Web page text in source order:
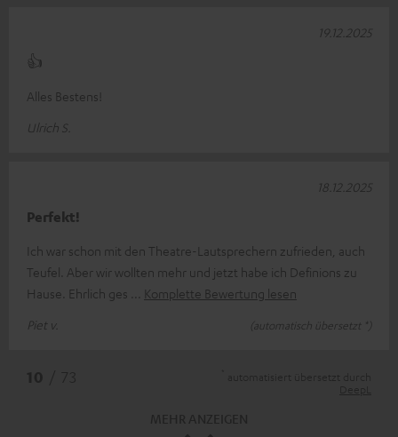
👍
Alles Bestens!
Ulrich S.
19.12.2025
Perfekt!
Ich war schon mit den Theatre-Lautsprechern zufrieden, auch
Teufel. Aber wir wollten mehr und jetzt habe ich Definions zu
Hause. Ehrlich ges
Komplette Bewertung lesen
Piet v.
(automatisch übersetzt *)
18.12.2025